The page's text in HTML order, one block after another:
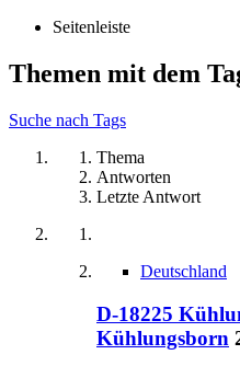
Seitenleiste
Themen mit dem
Suche nach Tags
Thema
Antworten
Letzte Antwort
Deutschland
D-18225
Kühlungsborn